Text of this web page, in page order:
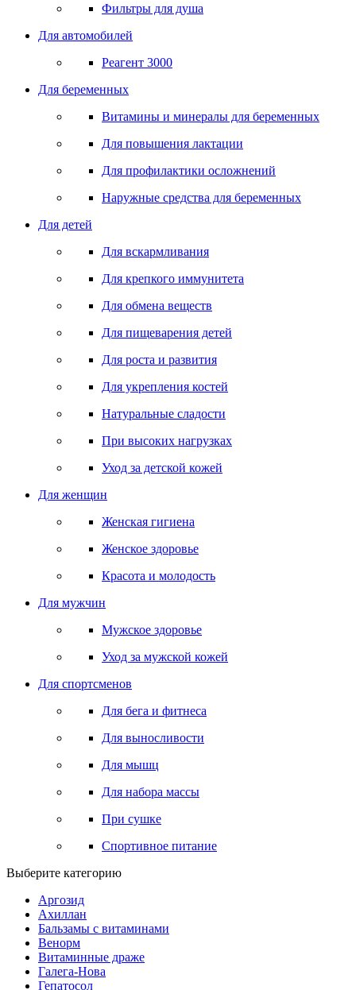
Фильтры для душа
Для автомобилей
Реагент 3000
Для беременных
Витамины и минералы для беременных
Для повышения лактации
Для профилактики осложнений
Наружные средства для беременных
Для детей
Для вскармливания
Для крепкого иммунитета
Для обмена веществ
Для пищеварения детей
Для роста и развития
Для укрепления костей
Натуральные сладости
При высоких нагрузках
Уход за детской кожей
Для женщин
Женская гигиена
Женское здоровье
Красота и молодость
Для мужчин
Мужское здоровье
Уход за мужской кожей
Для спортсменов
Для бега и фитнеса
Для выносливости
Для мышц
Для набора массы
При сушке
Спортивное питание
Выберите категорию
Аргозид
Ахиллан
Бальзамы с витаминами
Венорм
Витаминные драже
Галега-Нова
Гепатосол